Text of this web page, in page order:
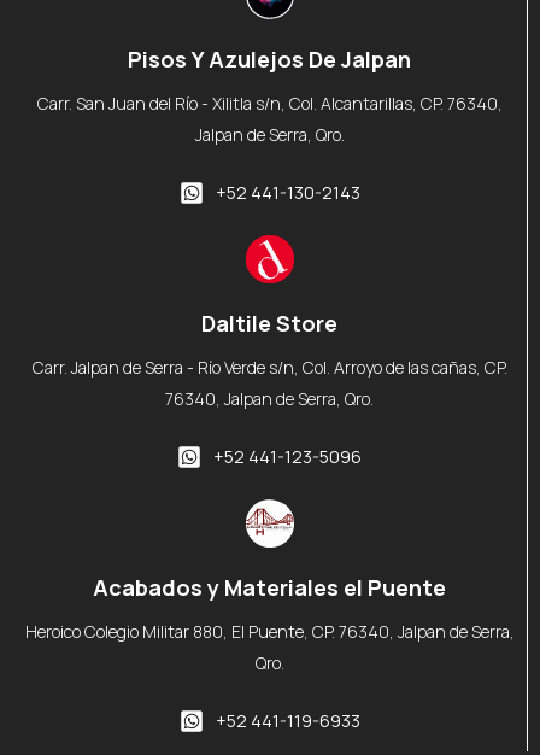
Pisos Y Azulejos De Jalpan
Carr. San Juan del Río - Xilitla s/n, Col. Alcantarillas, CP. 76340,
Jalpan de Serra, Qro.
+52 441-130-2143
Daltile Store
Carr. Jalpan de Serra - Río Verde s/n, Col. Arroyo de las cañas, CP.
76340, Jalpan de Serra, Qro.
+52 441-123-5096
Acabados y Materiales el Puente
Heroico Colegio Militar 880, El Puente, CP. 76340, Jalpan de Serra,
Qro.
+52 441-119-6933